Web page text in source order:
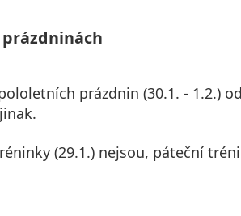
prázdnin (30.1. - 1.2.)
(29.1.) nejsou, páteční